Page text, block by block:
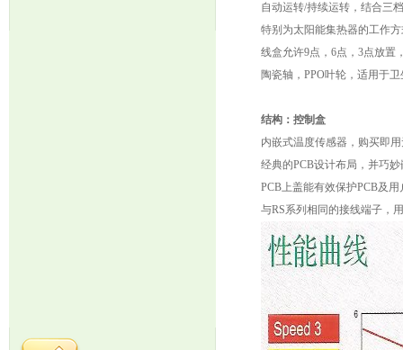
自动运转/持续运转，结合三
特别为太阳能集热器的工作
线盒允许9点，6点，3点放置
陶瓷轴，PPO叶轮，适用于
结构：控制盒
内嵌式温度传感器，购买即
经典的PCB设计布局，并巧
PCB上盖能有效保护PCB及用
与RS系列相同的接线端子，